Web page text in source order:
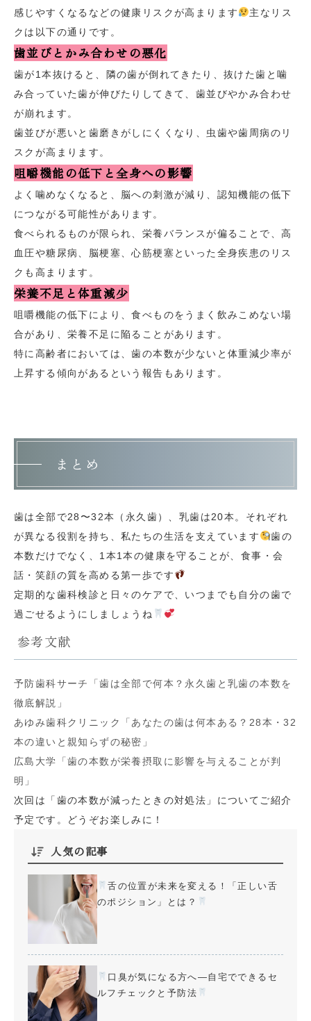
感じやすくなるなどの健康リスクが高まります
主なリス
クは以下の通りです。
歯並びとかみ合わせの悪化
歯が1本抜けると、隣の歯が倒れてきたり、抜けた歯と噛
み合っていた歯が伸びたりしてきて、歯並びやかみ合わせ
が崩れます。
歯並びが悪いと歯磨きがしにくくなり、虫歯や歯周病のリ
スクが高まります。
咀嚼機能の低下と全身への影響
よく噛めなくなると、脳への刺激が減り、認知機能の低下
につながる可能性があります。
食べられるものが限られ、栄養バランスが偏ることで、高
血圧や糖尿病、脳梗塞、心筋梗塞といった全身疾患のリス
クも高まります。
栄養不足と体重減少
咀嚼機能の低下により、食べものをうまく飲みこめない場
合があり、栄養不足に陥ることがあります。
特に高齢者においては、歯の本数が少ないと体重減少率が
上昇する傾向があるという報告もあります。
まとめ
歯は全部で28〜32本（永久歯）、乳歯は20本。それぞれ
が異なる役割を持ち、私たちの生活を支えています
歯の
本数だけでなく、1本1本の健康を守ることが、食事・会
話・笑顔の質を高める第一歩です
定期的な歯科検診と日々のケアで、いつまでも自分の歯で
過ごせるようにしましょうね
参考文献
予防歯科サーチ「歯は全部で何本？永久歯と乳歯の本数を
徹底解説」
あゆみ歯科クリニック「あなたの歯は何本ある？28本・32
本の違いと親知らずの秘密」
広島大学「歯の本数が栄養摂取に影響を与えることが判
明」
次回は「歯の本数が減ったときの対処法」についてご紹介
予定です。どうぞお楽しみに！
人気の記事
舌の位置が未来を変える！「正しい舌
のポジション」とは？
口臭が気になる方へ—自宅でできるセ
ルフチェックと予防法